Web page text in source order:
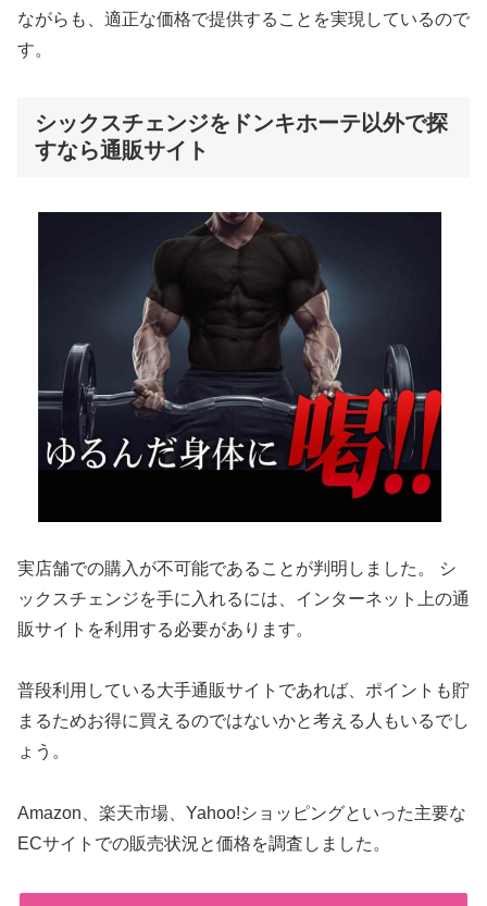
ながらも、適正な価格で提供することを実現しているので
す。
シックスチェンジをドンキホーテ以外で探
すなら通販サイト
実店舗での購入が不可能であることが判明しました。 シ
ックスチェンジを手に入れるには、インターネット上の通
販サイトを利用する必要があります。
普段利用している大手通販サイトであれば、ポイントも貯
まるためお得に買えるのではないかと考える人もいるでし
ょう。
Amazon、楽天市場、Yahoo!ショッピングといった主要な
ECサイトでの販売状況と価格を調査しました。